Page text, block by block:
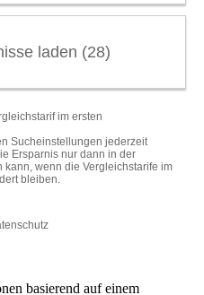
basierend auf einem